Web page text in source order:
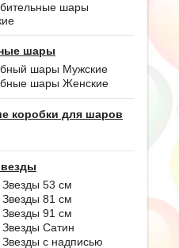
шары
шары
шары Мужские
шары Женские
коробки для шаров
53 см
81 см
91 см
Сатин
с надписью